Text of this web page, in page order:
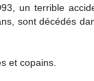
un terrible
sont décédés
et copains.